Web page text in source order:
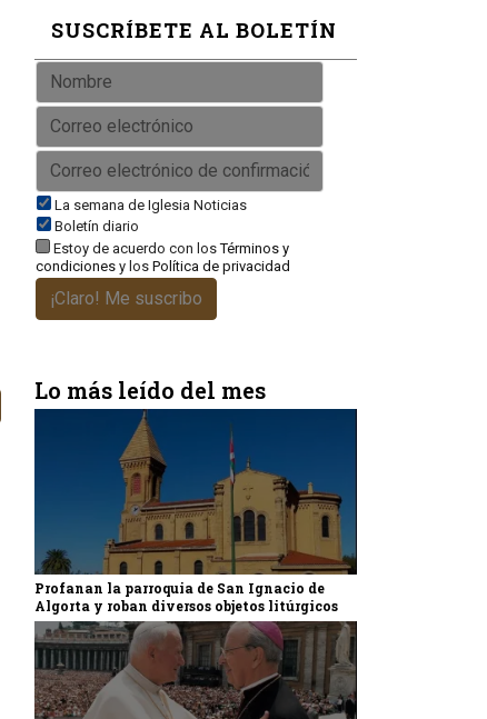
SUSCRÍBETE AL BOLETÍN
La semana de Iglesia Noticias
Boletín diario
Estoy de acuerdo con losTérminos y
condiciones y los Política de privacidad
¡Claro! Me suscribo
Lo más leído del mes
Profanan la parroquia de San Ignacio de
Algorta y roban diversos objetos litúrgicos